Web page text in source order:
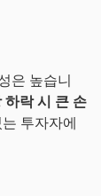
은 높습니
하락 시 큰 손
투자자에